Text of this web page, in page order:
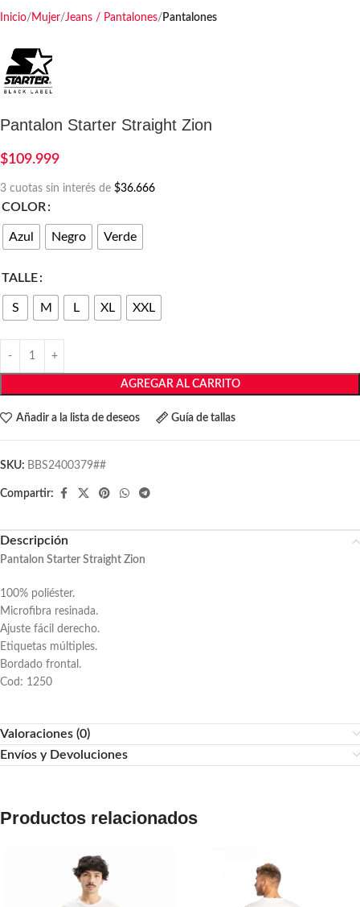
Inicio Mujer Jeans / Pantalones Pantalones
Pantalon Starter Straight Zion
$109.999
3 cuotas sin interés de $36.666
COLOR
Azul Negro Verde
TALLE
S M L XL XXL
AGREGAR AL CARRITO
Añadir a la lista de deseos Guía de tallas
SKU: BBS2400379##
Compartir:
Descripción
Pantalon Starter Straight Zion
100% poliéster.
Microfibra resinada.
Ajuste fácil derecho.
Etiquetas múltiples.
Bordado frontal.
Cod: 1250
Valoraciones (0)
Envíos y Devoluciones
Productos relacionados